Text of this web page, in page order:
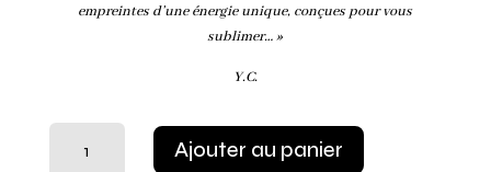
empreintes d’une énergie unique, conçues pour vous
sublimer… »
Y.C.
Ajouter au panier